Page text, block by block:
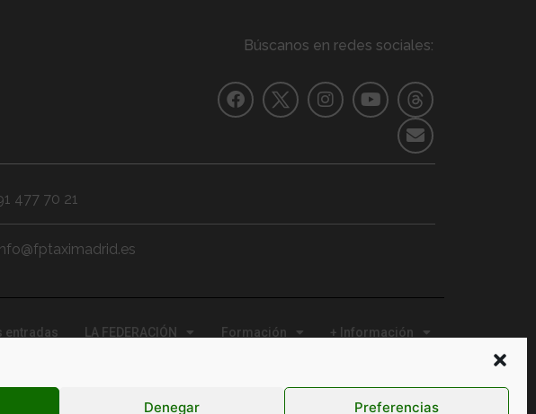
Denegar Preferencias
Búscanos en redes sociales:
477 70 21
entradas LA FEDERACIÓN Formación + Información